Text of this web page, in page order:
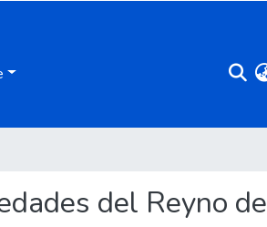
del Reyno de